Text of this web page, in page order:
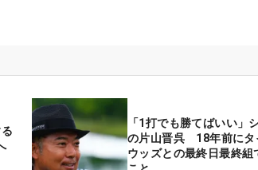
「1打でも勝てばいい」
の片山晋呉 18年前にタ
ウッズとの最終日最終組